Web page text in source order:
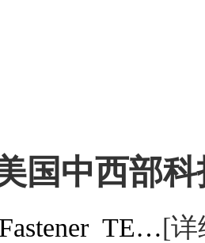
国中西部
TE…[详